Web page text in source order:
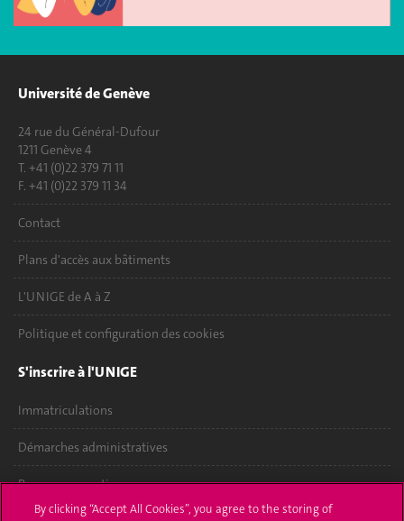
Université de Genève
24 rue du Général-Dufour
1211 Genève 4
T. +41 (0)22 379 71 11
F. +41 (0)22 379 11 34
Contact
Plans d'accès aux bâtiments
L'UNIGE de A à Z
Politique et configuration des cookies
S'inscrire à l'UNIGE
Immatriculations
Démarches administratives
Poser une question
By clicking “Accept All Cookies”, you agree to the storing of